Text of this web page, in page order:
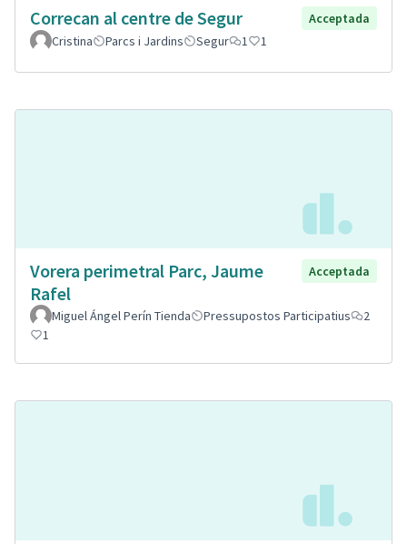
Correcan al centre de Segur
Acceptada
Cristina
Parcs i Jardins Segur 1 1
Vorera perimetral Parc, Jaume
Rafel
Acceptada
Miguel Ángel Perín Tienda Pressupostos Participatius
2
1